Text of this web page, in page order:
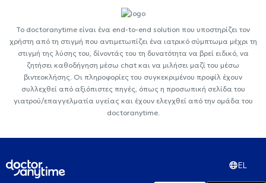
Το doctoranytime είναι ένα end-to-end solution που υποστηρίζει τον
χρήστη από τη στιγμή που αντιμετωπίζει ένα ιατρικό σύμπτωμα μέχρι τη
στιγμή της λύσης του, δίνοντάς του τη δυνατότητα να βρεί ειδικό, να
ζητήσει καθοδήγηση μέσω chat και να μιλήσει μαζί του μέσω
βιντεοκλήσης. Οι πληροφορίες του συγκεκριμένου προφίλ έχουν
συλλεχθεί από αξιόπιστες πηγές, όπως η προσωπική σελίδα του
γιατρού/επαγγελματία υγείας και έχουν ελεγχθεί από την ομάδα του
doctoranytime.
EL